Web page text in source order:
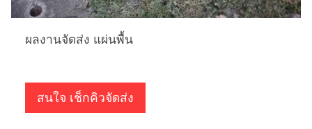
ผลงานจัดส่ง แผ่นพื้น
สนใจ เช็กคิวจัดส่ง